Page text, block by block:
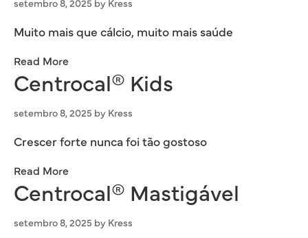
setembro 8, 2025 by Kress
Muito mais que cálcio, muito mais saúde
Read More
Centrocal® Kids
setembro 8, 2025 by Kress
Crescer forte nunca foi tão gostoso
Read More
Centrocal® Mastigável
setembro 8, 2025 by Kress